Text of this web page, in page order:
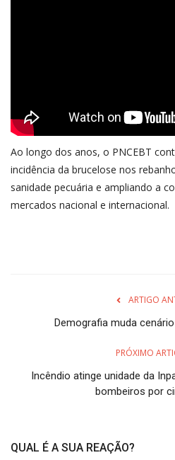
Ao longo dos anos, o PNCEBT
incidência da brucelose nos
sanidade pecuária e ampliando a
mercados nacional e internacional.
ARTIGO
Demografia muda
PRÓXIMO
Incêndio atinge unidade da
bombeiros por
QUAL É A SUA REAÇÃO?